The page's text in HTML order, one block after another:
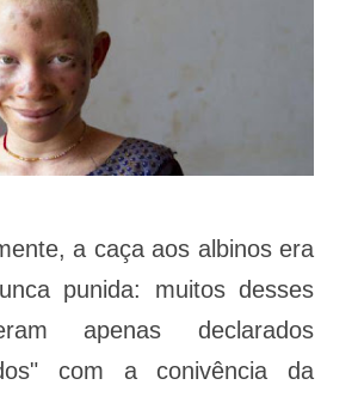
a caça aos albinos era
punida: muitos desses
apenas declarados
com a conivência da